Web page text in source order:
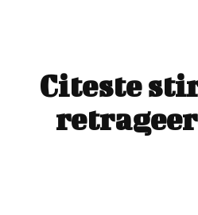
Citeste